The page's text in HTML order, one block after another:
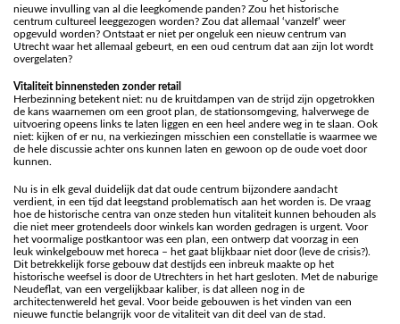
nieuwe invulling van al die leegkomende panden? Zou het historische
centrum cultureel leeggezogen worden? Zou dat allemaal ‘vanzelf’ weer
opgevuld worden? Ontstaat er niet per ongeluk een nieuw centrum van
Utrecht waar het allemaal gebeurt, en een oud centrum dat aan zijn lot wordt
overgelaten?
Vitaliteit binnensteden zonder retail
Herbezinning betekent niet: nu de kruitdampen van de strijd zijn opgetrokken
de kans waarnemen om een groot plan, de stationsomgeving, halverwege de
uitvoering opeens links te laten liggen en een heel andere weg in te slaan. Ook
niet: kijken of er nu, na verkiezingen misschien een constellatie is waarmee we
de hele discussie achter ons kunnen laten en gewoon op de oude voet door
kunnen.
Nu is in elk geval duidelijk dat dat oude centrum bijzondere aandacht
verdient, in een tijd dat leegstand problematisch aan het worden is. De vraag
hoe de historische centra van onze steden hun vitaliteit kunnen behouden als
die niet meer grotendeels door winkels kan worden gedragen is urgent. Voor
het voormalige postkantoor was een plan, een ontwerp dat voorzag in een
leuk winkelgebouw met horeca – het gaat blijkbaar niet door (leve de crisis?).
Dit betrekkelijk forse gebouw dat destijds een inbreuk maakte op het
historische weefsel is door de Utrechters in het hart gesloten. Met de naburige
Neudeflat, van een vergelijkbaar kaliber, is dat alleen nog in de
architectenwereld het geval. Voor beide gebouwen is het vinden van een
nieuwe functie belangrijk voor de vitaliteit van dit deel van de stad.